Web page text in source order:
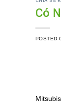
Có
POSTED